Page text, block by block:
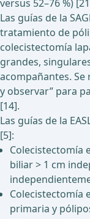
versus 52–76 %)
Las guías de la
tratamiento de
colecistectomía
grandes,
acompañantes.
y observar” para
[14].
Las guías de la
[5]:
Colecistectomía
biliar > 1 cm
Colecistectomía
primaria y